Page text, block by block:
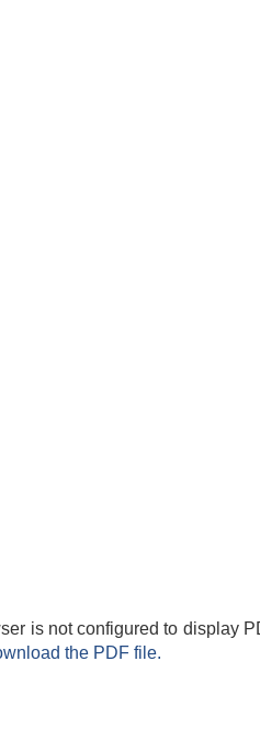
is not configured to display
the PDF file.